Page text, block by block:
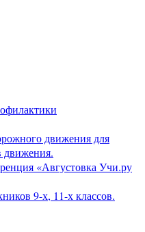
движения для
движения.
«Августовка Учи.ру
9-х, 11-х классов.